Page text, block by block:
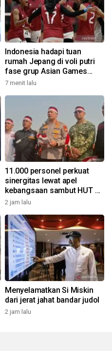
Indonesia hadapi tuan
rumah Jepang di voli putri
fase grup Asian Games
2026
7 menit lalu
11.000 personel perkuat
sinergitas lewat apel
kebangsaan sambut HUT RI
di kawasan Monas
2 jam lalu
Menyelamatkan Si Miskin
dari jerat jahat bandar judol
2 jam lalu